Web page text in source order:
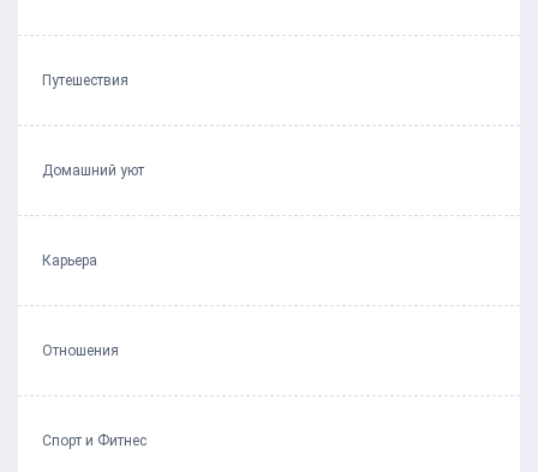
Путешествия
Домашний уют
Карьера
Отношения
Спорт и Фитнес